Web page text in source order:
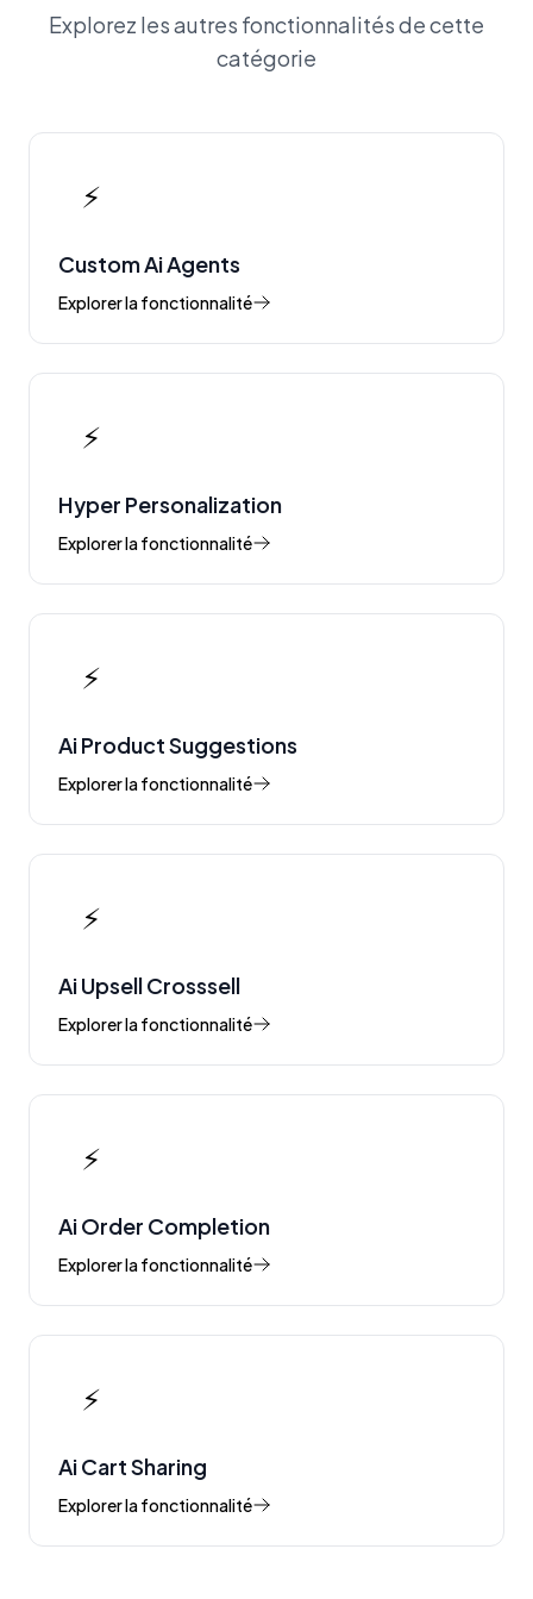
Explorez les autres fonctionnalités de cette
catégorie
⚡
Custom Ai Agents
Explorer la fonctionnalité
⚡
Hyper Personalization
Explorer la fonctionnalité
⚡
Ai Product Suggestions
Explorer la fonctionnalité
⚡
Ai Upsell Crosssell
Explorer la fonctionnalité
⚡
Ai Order Completion
Explorer la fonctionnalité
⚡
Ai Cart Sharing
Explorer la fonctionnalité